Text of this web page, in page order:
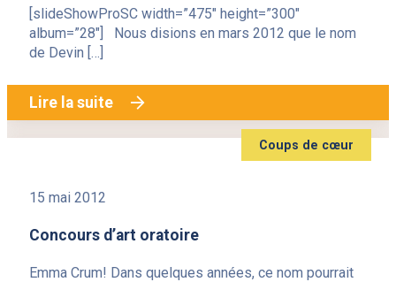
[slideShowProSC width=”475″ height=”300″
album=”28″] Nous disions en mars 2012 que le nom
de Devin […]
Lire la suite
Coups de cœur
15 mai 2012
Concours d’art oratoire
Emma Crum! Dans quelques années, ce nom pourrait